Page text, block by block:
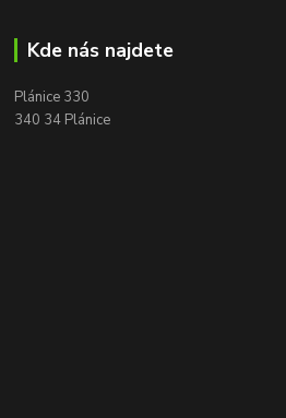
Kde nás najdete
Plánice 330
340 34 Plánice